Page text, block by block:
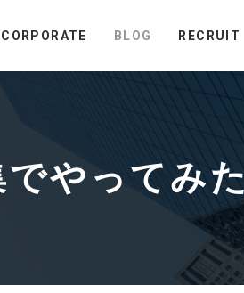
CORPORATE BLOG RECRUIT
やってみた